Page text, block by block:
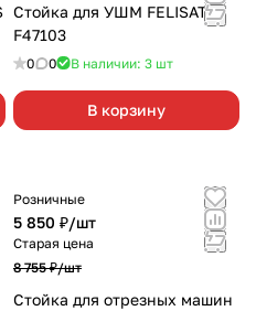
Стойка для УШМ FELISATTI
F47103
0 0 В наличии: 3 шт
В корзину
Розничные
5 850 ₽/шт
Старая цена
8 755 ₽/шт
Стойка для отрезных машин